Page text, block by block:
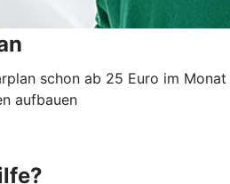
schon ab 25 Euro im Monat
aufbauen